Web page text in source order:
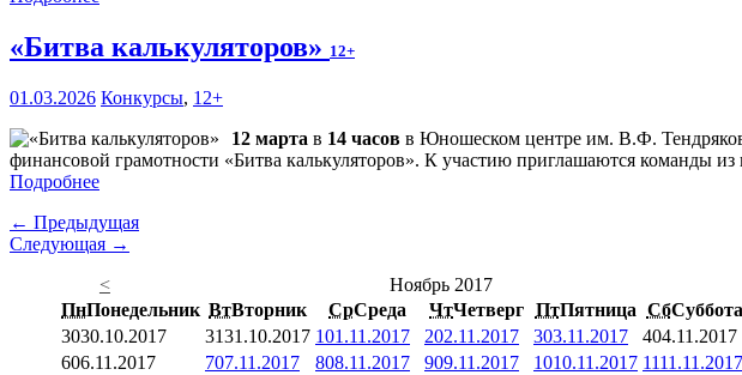
«Битва калькуляторов» 12+
01.03.2026 Конкурсы, 12+
12 марта в 14 часов в Юношеском центре им. В.Ф.
финансовой грамотности «Битва калькуляторов». К участию приглашаются команды
Подробнее
← Предыдущая
Следующая →
<
Ноябрь 2017
ПнПонедельник ВтВторник СрСреда ЧтЧетверг ПтПятница СбСуббота
3030.10.2017 3131.10.2017 101.11.2017 202.11.2017 303.11.2017 404.11.2017
606.11.2017 707.11.2017 808.11.2017 909.11.2017 1010.11.2017 1111.11.2017